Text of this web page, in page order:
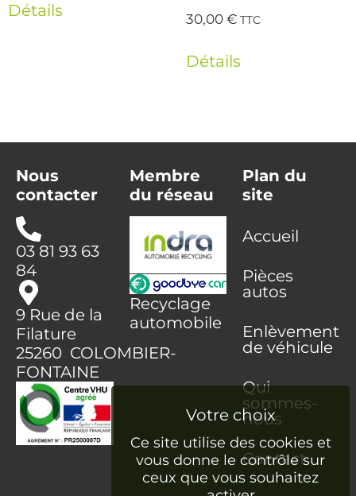
Détails 30,00€ TTC
Détails
Nous
contacter
03 81 93 63
84
9 Rue de la
Filature
25260 COLOMBIER-
FONTAINE
Membre
du réseau
Recyclage
automobile
Plan du
site
Accueil
Pièces
autos
Enlèvement
de véhicule
Qui
sommes-
nous
Contact
Ce site utilise des cookies et
vous donne le contrôle sur
ceux que vous souhaitez